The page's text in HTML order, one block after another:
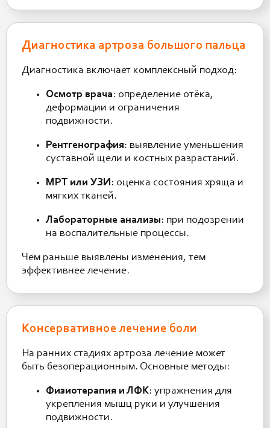
Диагностика артроза большого пальца
Диагностика включает комплексный подход:
Осмотр врача: определение отёка,
деформации и ограничения
подвижности.
Рентгенография: выявление уменьшения
суставной щели и костных разрастаний.
МРТ или УЗИ: оценка состояния хряща и
мягких тканей.
Лабораторные анализы: при подозрении
на воспалительные процессы.
Чем раньше выявлены изменения, тем
эффективнее лечение.
Консервативное лечение боли
На ранних стадиях артроза лечение может
быть безоперационным. Основные методы:
Физиотерапия и ЛФК: упражнения для
укрепления мышц руки и улучшения
подвижности.